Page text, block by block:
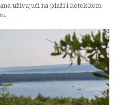
uživajući na plaži i hotelskom